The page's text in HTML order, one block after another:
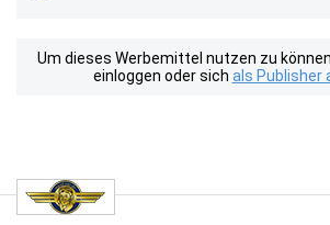
Um dieses Werbemittel nutzen zu
einloggen oder sich als Publisher